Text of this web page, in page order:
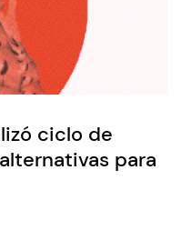
ciclo de
para